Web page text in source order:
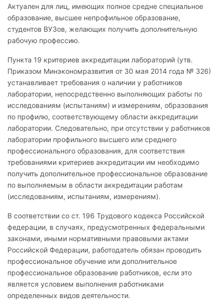
Актуален для лиц, имеющих полное средне специальное
образование, высшее непрофильное образование,
студентов ВУЗов, желающих получить дополнительную
рабочую профессию.
Пункта 19 критериев аккредитации лабораторий (утв.
Приказом Минэкономразвития от 30 мая 2014 года № 326)
устанавливает требования о наличии у работников
лаборатории, непосредственно выполняющих работы по
исследованиям (испытаниям) и измерениям, образования
по профилю, соответствующему области аккредитации
лаборатории. Следовательно, при отсутствии у работников
лаборатории профильного высшего или среднего
профессионального образования, для соответствия
требованиями критериев аккредитации им необходимо
получить дополнительное профессиональное образование
по выполняемым в области аккредитации работам
(исследованиям, испытаниям, измерениям).
В соответствии со ст. 196 Трудового кодекса Российской
федерации, в случаях, предусмотренных федеральными
законами, иными нормативными правовыми актами
Российской Федерации, работодатель обязан проводить
профессиональное обучение или дополнительное
профессиональное образование работников, если это
является условием выполнения работниками
определенных видов деятельности.